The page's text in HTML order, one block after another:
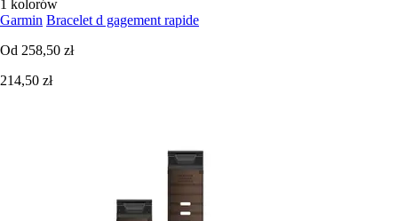
1 kolorów
Garmin Bracelet d gagement rapide
Od 258,50 zł
214,50 zł